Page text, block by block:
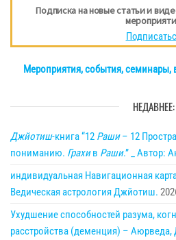
Подписка на новые статьи и
Мероприятия, события, семинары,
НЕДАВНЕЕ:
Джйотиш-книга “12 Раши– 12
пониманию. Грахив Раши.” _ Автор:
индивидуальная Навигационная
Ведическая астрология Джйотиш.
Ухудшение способностей разума,
расстройства (деменция) –